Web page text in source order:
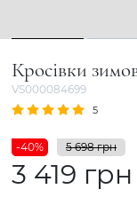
1 2
Кросівки
VS000084699
5
-40% 5 698 грн
3 419 грн